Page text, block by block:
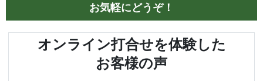
お気軽にどうぞ！
オンライン打合せを体験した
お客様の声